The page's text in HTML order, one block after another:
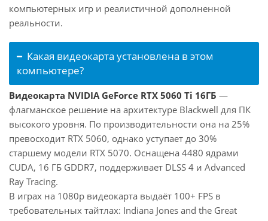
компьютерных игр и реалистичной дополненной
реальности.
Какая видеокарта установлена в этом
компьютере?
Видеокарта NVIDIA GeForce RTX 5060 Ti 16ГБ —
флагманское решение на архитектуре Blackwell для ПК
высокого уровня. По производительности она на 25%
превосходит RTX 5060, однако уступает до 30%
старшему модели RTX 5070. Оснащена 4480 ядрами
CUDA, 16 ГБ GDDR7, поддерживает DLSS 4 и Advanced
Ray Tracing.
В играх на 1080p видеокарта выдаёт 100+ FPS в
требовательных тайтлах: Indiana Jones and the Great